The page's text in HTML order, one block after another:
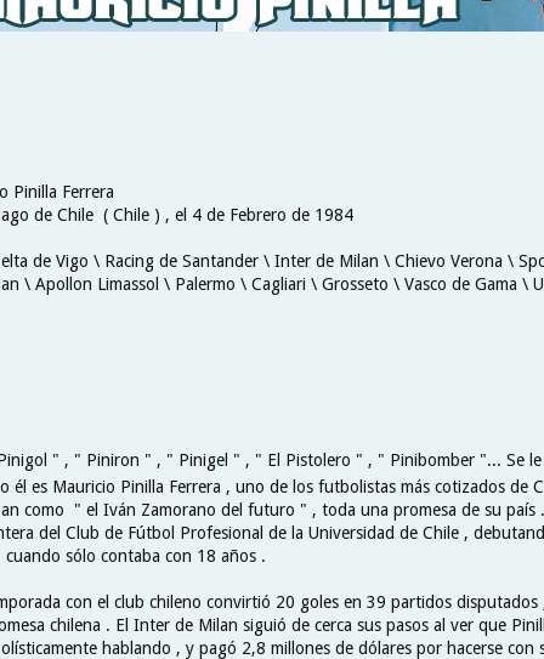
Pinilla Ferrera
de Chile ( Chile ) , el 4 de Febrero de 1984
de Vigo \ Racing de Santander \ Inter de Milan \ Chievo Verona \
\ Apollon Limassol \ Palermo \ Cagliari \ Grosseto \ Vasco de Gama \
" , " Piniron " , " Pinigel " , " El Pistolero " , " Pinibomber "... Se le
él es Mauricio Pinilla Ferrera , uno de los futbolistas más cotizados de
como " el Iván Zamorano del futuro " , toda una promesa de su país .
del Club de Fútbol Profesional de la Universidad de Chile ,
sólo contaba con 18 años .
con el club chileno convirtió 20 goles en 39 partidos disputados
chilena . El Inter de Milan siguió de cerca sus pasos al ver que
hablando , y pagó 2,8 millones de dólares por hacerse con